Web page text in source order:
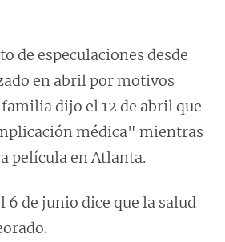
de especulaciones desde
en abril por motivos
dijo el 12 de abril que
médica" mientras
película en Atlanta.
6 de junio dice que la salud